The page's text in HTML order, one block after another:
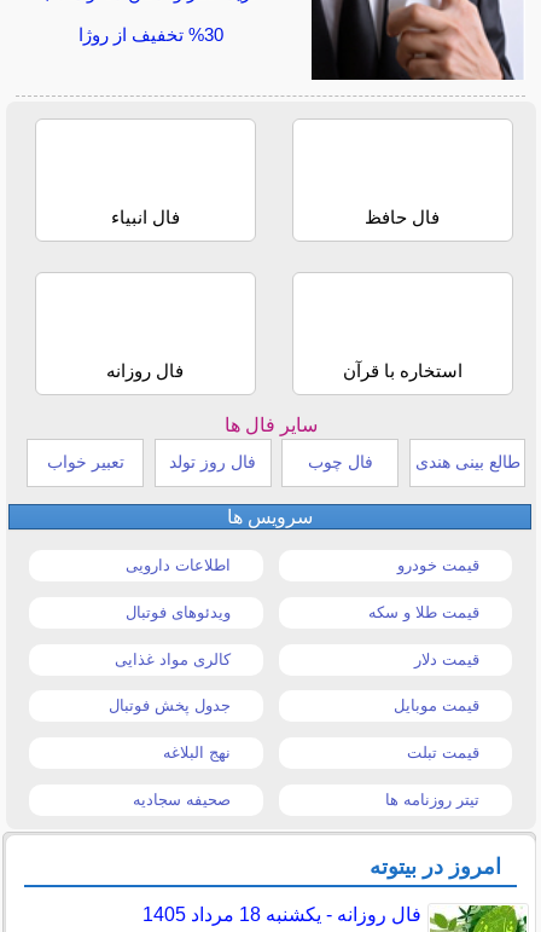
30% تخفیف از روژا
فال حافظ فال انبیاء
استخاره با قرآن فال روزانه
سایر فال ها
طالع بینی هندی فال چوب فال روز تولد تعبیر خواب
سرویس ها
قیمت خودرو اطلاعات دارویی
قیمت طلا و سکه ویدئوهای فوتبال
قیمت دلار کالری مواد غذایی
قیمت موبایل جدول پخش فوتبال
قیمت تبلت نهج البلاغه
تیتر روزنامه ها صحیفه سجادیه
امروز در بیتوته
فال روزانه - یکشنبه 18 مرداد 1405